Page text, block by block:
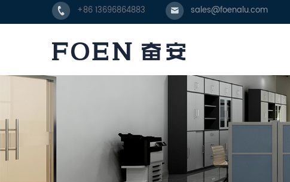
+86 13696864883 sales@foenalu.com